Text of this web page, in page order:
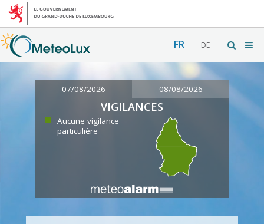
FR DE
07/08/2026 08/08/2026
VIGILANCES
Aucune vigilance
particulière